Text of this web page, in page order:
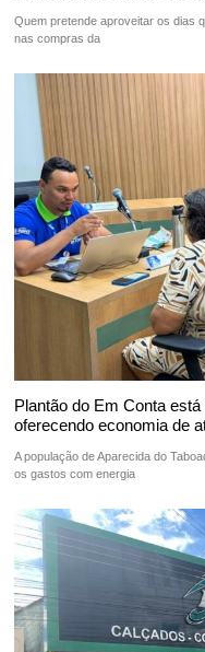
Quem pretende aproveitar os dias
nas compras da
Plantão do Em Conta
oferecendo economia de
A população de Aparecida do
os gastos com energia